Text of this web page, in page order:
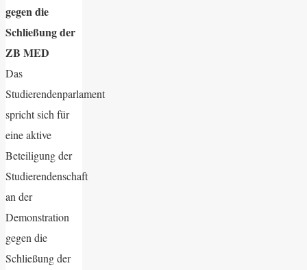
gegen die
Schließung der
ZB MED
Das
Studierendenparlament
spricht sich für
eine aktive
Beteiligung der
Studierendenschaft
an der
Demonstration
gegen die
Schließung der